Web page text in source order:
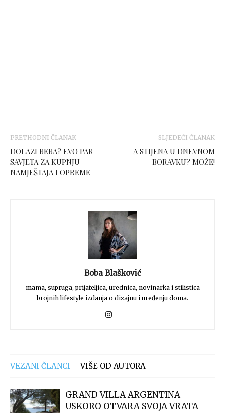
PRETHODNI ČLANAK
DOLAZI BEBA? EVO PAR
SAVJETA ZA KUPNJU
NAMJEŠTAJA I OPREME
SLJEDEĆI ČLANAK
A STIJENA U DNEVNOM
BORAVKU? MOŽE!
Boba Blašković
mama, supruga, prijateljica, urednica, novinarka i stilistica
brojnih lifestyle izdanja o dizajnu i uređenju doma.
VEZANI ČLANCI VIŠE OD AUTORA
GRAND VILLA ARGENTINA
USKORO OTVARA SVOJA VRATA